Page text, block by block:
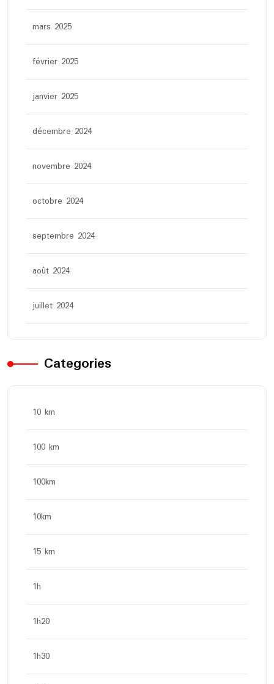
mars 2025
février 2025
janvier 2025
décembre 2024
novembre 2024
octobre 2024
septembre 2024
août 2024
juillet 2024
Categories
10 km
100 km
100km
10km
15 km
1h
1h20
1h30